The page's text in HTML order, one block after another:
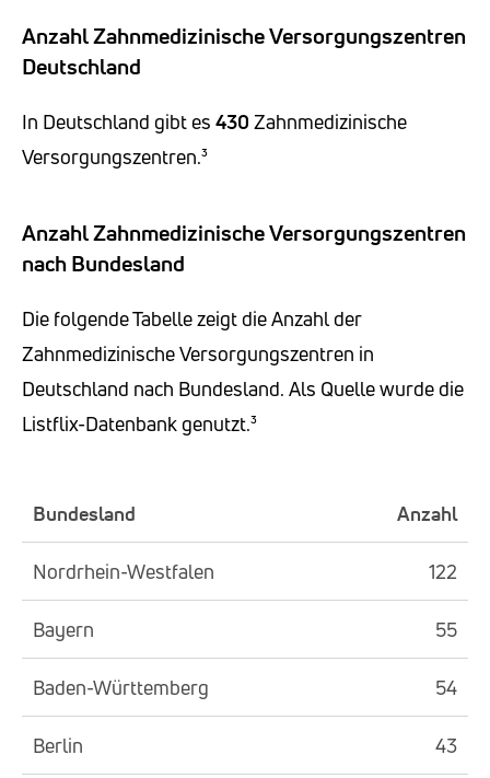
Anzahl Zahnmedizinische Versorgungszentren
Deutschland
In Deutschland gibt es 430 Zahnmedizinische
Versorgungszentren.³
Anzahl Zahnmedizinische Versorgungszentren
nach Bundesland
Die folgende Tabelle zeigt die Anzahl der
Zahnmedizinische Versorgungszentren in
Deutschland nach Bundesland. Als Quelle wurde die
Listflix-Datenbank genutzt.³
Bundesland Anzahl
Nordrhein-Westfalen 122
Bayern 55
Baden-Württemberg 54
Berlin 43